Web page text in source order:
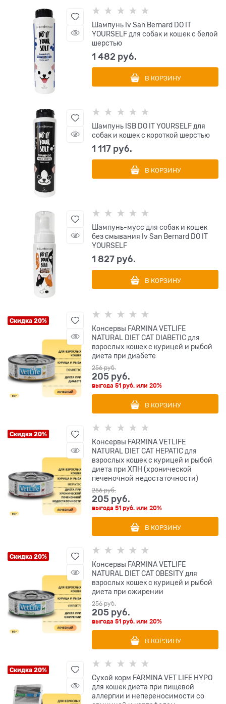
Шампунь Iv San Bernard DO IT
YOURSELF для собак и кошек с белой
шерстью
1 482 руб.
В КОРЗИНУ
Шампунь ISB DO IT YOURSELF для
собак и кошек с короткой шерстью
1 117 руб.
В КОРЗИНУ
Шампунь-мусс для собак и кошек
без смывания Iv San Bernard DO IT
YOURSELF
1 827 руб.
В КОРЗИНУ
Скидка 20%
Консервы FARMINA VETLIFE
NATURAL DIET CAT DIABETIC для
взрослых кошек с курицей и рыбой
диета при диабете
256 руб.
205 руб.
выгода51 руб. или20%
В КОРЗИНУ
Скидка 20%
Консервы FARMINA VETLIFE
NATURAL DIET CAT HEPATIC для
взрослых кошек с курицей и рыбой
диета при ХПН (хронической
печеночной недостаточности)
256 руб.
205 руб.
выгода51 руб. или20%
В КОРЗИНУ
Скидка 20%
Консервы FARMINA VETLIFE
NATURAL DIET CAT OBESITY для
взрослых кошек с курицей и рыбой
диета при ожирении
256 руб.
205 руб.
выгода51 руб. или20%
В КОРЗИНУ
Скидка 20%
Сухой корм FARMINA VET LIFE HYPO
для кошек диета при пищевой
аллергии и непереносимости со